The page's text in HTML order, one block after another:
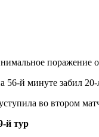
поражение
56-й минуте забил
во втором
й тур